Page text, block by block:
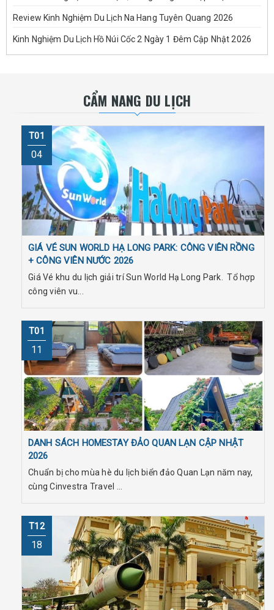
Review Kinh Nghiệm Du Lịch Na Hang Tuyên Quang 2026
Kinh Nghiệm Du Lịch Hồ Núi Cốc 2 Ngày 1 Đêm Cập Nhật 2026
CẨM NANG DU LỊCH
T01
04
GIÁ VÉ SUN WORLD HẠ LONG PARK: CÔNG VIÊN RỒNG
+ CÔNG VIÊN NƯỚC 2026
Giá Vé khu du lịch giải trí Sun World Hạ Long Park. Tổ hợp
công viên vu...
T01
11
DANH SÁCH HOMESTAY ĐẢO QUAN LẠN CẬP NHẬT
2026
Chuẩn bị cho mùa hè du lịch biển đảo Quan Lạn năm nay,
cùng Cinvestra Travel ...
T12
18